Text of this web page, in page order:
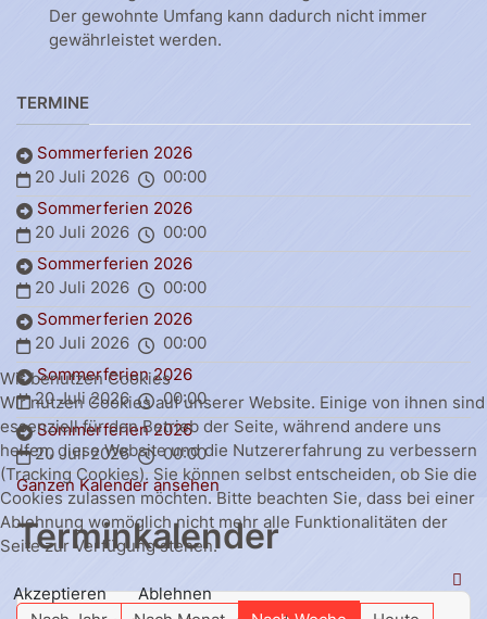
Der gewohnte Umfang kann dadurch nicht immer
gewährleistet werden.
TERMINE
Sommerferien 2026
20 Juli 2026
00:00
Sommerferien 2026
20 Juli 2026
00:00
Sommerferien 2026
20 Juli 2026
00:00
Sommerferien 2026
20 Juli 2026
00:00
Sommerferien 2026
20 Juli 2026
00:00
Sommerferien 2026
20 Juli 2026
00:00
Ganzen Kalender ansehen
Terminkalender
Wir benutzen Cookies
Wir nutzen Cookies auf unserer Website. Einige von ihnen sind
essenziell für den Betrieb der Seite, während andere uns
helfen, diese Website und die Nutzererfahrung zu verbessern
(Tracking Cookies). Sie können selbst entscheiden, ob Sie die
Cookies zulassen möchten. Bitte beachten Sie, dass bei einer
Ablehnung womöglich nicht mehr alle Funktionalitäten der
Seite zur Verfügung stehen.
Akzeptieren
Ablehnen